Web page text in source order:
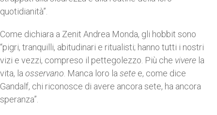
quotidianità”.
Come dichiara a Zenit Andrea Monda, gli hobbit sono
“pigri, tranquilli, abitudinari e ritualisti; hanno tutti i nostri
vizi e vezzi, compreso il pettegolezzo. Più che vivere la
vita, la osservano . Manca loro la sete e, come dice
Gandalf, chi riconosce di avere ancora sete, ha ancora
speranza”.